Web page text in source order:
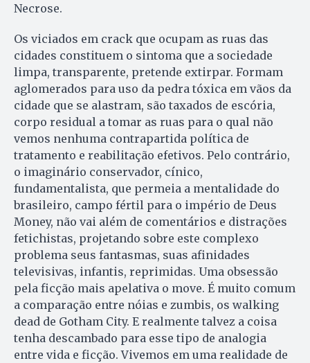
Necrose.
Os viciados em crack que ocupam as ruas das
cidades constituem o sintoma que a sociedade
limpa, transparente, pretende extirpar. Formam
aglomerados para uso da pedra tóxica em vãos da
cidade que se alastram, são taxados de escória,
corpo residual a tomar as ruas para o qual não
vemos nenhuma contrapartida política de
tratamento e reabilitação efetivos. Pelo contrário,
o imaginário conservador, cínico,
fundamentalista, que permeia a mentalidade do
brasileiro, campo fértil para o império de Deus
Money, não vai além de comentários e distrações
fetichistas, projetando sobre este complexo
problema seus fantasmas, suas afinidades
televisivas, infantis, reprimidas. Uma obsessão
pela ficção mais apelativa o move. É muito comum
a comparação entre nóias e zumbis, os walking
dead de Gotham City. E realmente talvez a coisa
tenha descambado para esse tipo de analogia
entre vida e ficção. Vivemos em uma realidade de